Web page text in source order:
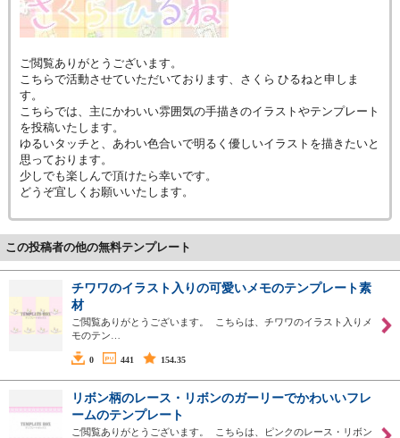
ご閲覧ありがとうございます。
こちらで活動させていただいております、さくら ひるねと申しま
す。
こちらでは、主にかわいい雰囲気の手描きのイラストやテンプレート
を投稿いたします。
ゆるいタッチと、あわい色合いで明るく優しいイラストを描きたいと
思っております。
少しでも楽しんで頂けたら幸いです。
どうぞ宜しくお願いいたします。
この投稿者の他の無料テンプレート
チワワのイラスト入りの可愛いメモのテンプレート素
材
ご閲覧ありがとうございます。 こちらは、チワワのイラスト入りメ
モのテン…
0 441 154.35
リボン柄のレース・リボンのガーリーでかわいいフレ
ームのテンプレート
ご閲覧ありがとうございます。 こちらは、ピンクのレース・リボン